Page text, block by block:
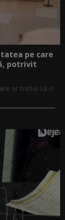
pe care
potrivit
ar trebui să o